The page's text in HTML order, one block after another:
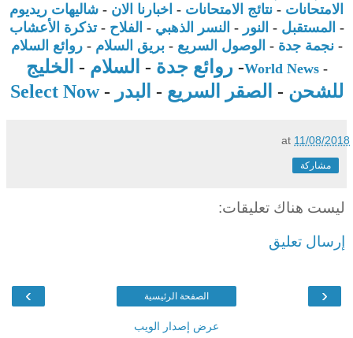
الامتحانات - نتائج الامتحانات - اخبارنا الان - شاليهات ريديوم
- المستقبل - النور - النسر الذهبي - الفلاح -تذكرة الأعشاب
-نجمة جدة - الوصول السريع -بريق السلام -روائع السلام
-
World News
-روائع جدة - السلام - الخليج
للشحن - الصقر السريع - البدر -
Select Now
at 11/08/2018
مشاركة
ليست هناك تعليقات:
إرسال تعليق
‹
› الصفحة الرئيسية
عرض إصدار الويب